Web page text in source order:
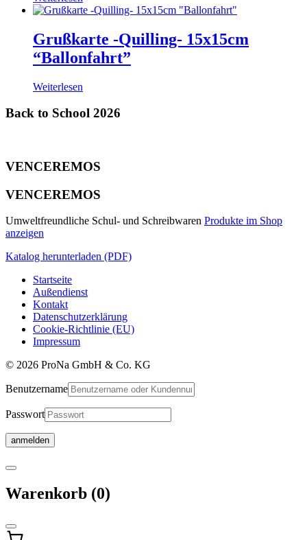
Grußkarte -Quilling- 15x15cm
“Ballonfahrt”
Weiterlesen
Back to School 2026
VENCEREMOS
VENCEREMOS
Umweltfreundliche Schul- und Schreibwaren Produkte im Shop
anzeigen
Katalog herunterladen (PDF)
Startseite
Außendienst
Kontakt
Datenschutzerklärung
Cookie-Richtlinie (EU)
Impressum
© 2026 ProNa GmbH & Co. KG
Benutzername
Passwort
Warenkorb
wird
…
Warenkorb (0)